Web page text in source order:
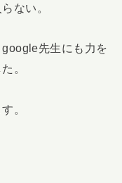
ない。
先生にも力を
。
。